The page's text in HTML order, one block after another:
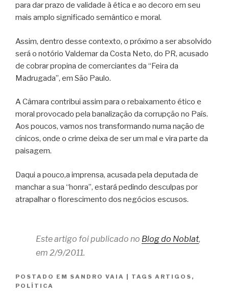
para dar prazo de validade à ética e ao decoro em seu
mais amplo significado semântico e moral.
Assim, dentro desse contexto, o próximo a ser absolvido
será o notório Valdemar da Costa Neto, do PR, acusado
de cobrar propina de comerciantes da “Feira da
Madrugada”, em São Paulo.
A Câmara contribui assim para o rebaixamento ético e
moral provocado pela banalização da corrupção no País.
Aos poucos, vamos nos transformando numa nação de
cínicos, onde o crime deixa de ser um mal e vira parte da
paisagem.
Daqui a pouco,a imprensa, acusada pela deputada de
manchar a sua “honra”, estará pedindo desculpas por
atrapalhar o florescimento dos negócios escusos.
Este artigo foi publicado no Blog do Noblat,
em 2/9/2011.
POSTADO EM SANDRO VAIA TAGS ARTIGOS ,
POLÍTICA